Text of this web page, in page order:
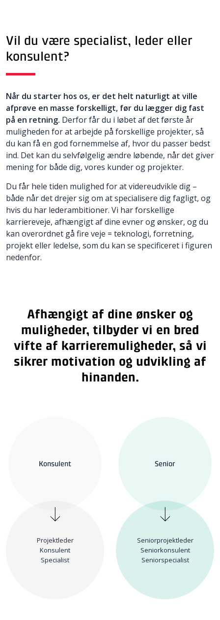
Vil du være specialist, leder eller
konsulent?
Når du starter hos os, er det helt naturligt at ville
afprøve en masse forskelligt, før du lægger dig fast
på en retning. Derfor får du i løbet af det første år
muligheden for at arbejde på forskellige projekter, så
du kan få en god fornemmelse af, hvor du passer bedst
ind. Det kan du selvfølgelig ændre løbende, når det giver
mening for både dig, vores kunder og projekter.
Du får hele tiden mulighed for at videreudvikle dig –
både når det drejer sig om at specialisere dig fagligt, og
hvis du har lederambitioner. Vi har forskellige
karriereveje, afhængigt af dine evner og ønsker, og du
kan overordnet gå fire veje = teknologi, forretning,
projekt eller ledelse, som du kan se specificeret i figuren
nedenfor.
Afhængigt af dine ønsker og
muligheder, tilbyder vi en bred
vifte af karrieremuligheder, så vi
sikrer motivation og udvikling af
hinanden.
Konsulent
Projektleder
Konsulent
Specialist
Senior
Seniorprojektleder
Seniorkonsulent
Seniorspecialist